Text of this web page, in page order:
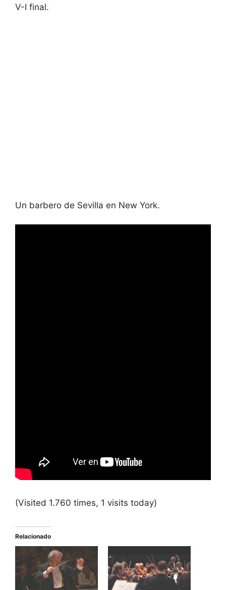
V-I final.
Un barbero de Sevilla en New York.
(Visited 1.760 times, 1 visits today)
Relacionado